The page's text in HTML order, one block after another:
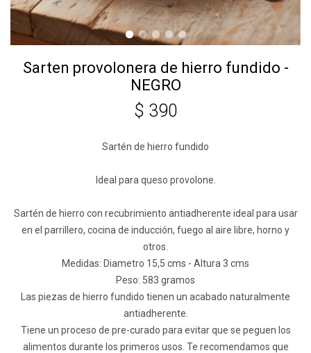
Sarten provolonera de hierro fundido -
NEGRO
$ 390
Sartén de hierro fundido
Ideal para queso provolone.
Sartén de hierro con recubrimiento antiadherente ideal para usar
en el parrillero, cocina de inducción, fuego al aire libre, horno y
otros.
Medidas: Diametro 15,5 cms - Altura 3 cms
Peso: 583 gramos
Las piezas de hierro fundido tienen un acabado naturalmente
antiadherente.
Tiene un proceso de pre-curado para evitar que se peguen los
alimentos durante los primeros usos. Te recomendamos que